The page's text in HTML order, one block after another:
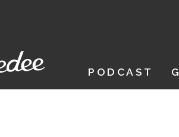
PODCAST